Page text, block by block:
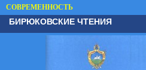
СОВРЕМЕННОСТЬ
БИРЮКОВСКИЕ ЧТЕНИЯ